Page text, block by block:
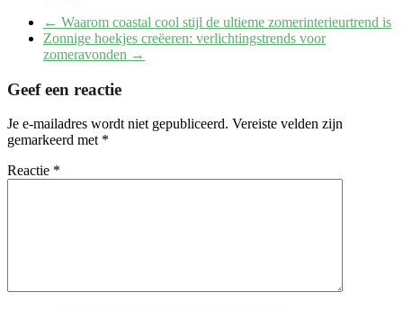
← Waarom coastal cool stijl de ultieme zomerinterieurtrend is
Zonnige hoekjes creëeren: verlichtingstrends voor
zomeravonden →
Geef een reactie
Je e-mailadres wordt niet gepubliceerd. Vereiste velden zijn
gemarkeerd met *
Reactie *